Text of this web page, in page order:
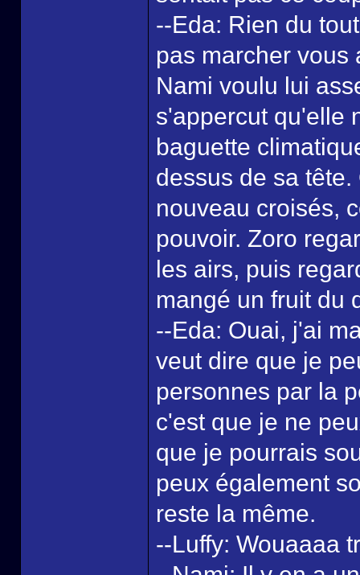
--Eda: Rien du
pas marcher vous
Nami voulu lui
s'appercut qu'elle
baguette
dessus de sa
nouveau croisés,
pouvoir. Zoro
les airs, puis
mangé un fruit du
--Eda: Ouai, j'ai
veut dire que je
personnes par la
c'est que je ne
que je pourrais
peux également
reste la même.
--Luffy: Wouaaaa